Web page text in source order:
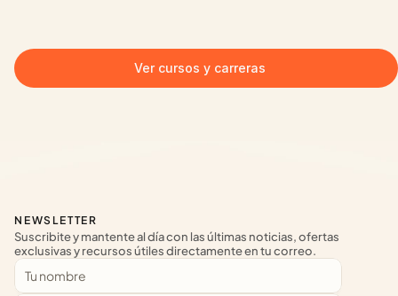
Ver cursos y carreras
NEWSLETTER
Suscribite y mantente al día con las últimas noticias, ofertas
exclusivas y recursos útiles directamente en tu correo.